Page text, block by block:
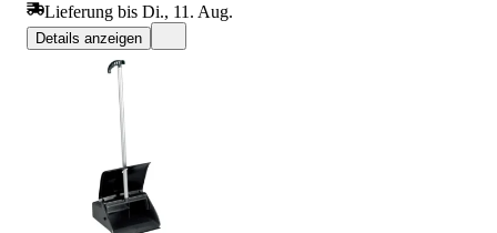
Lieferung bis Di., 11. Aug.
Details anzeigen